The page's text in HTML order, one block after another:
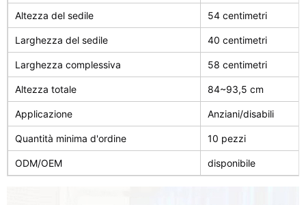
Altezza del sedile 54 centimetri
Larghezza del sedile 40 centimetri
Larghezza complessiva 58 centimetri
Altezza totale 84~93,5 cm
Applicazione Anziani/disabili
Quantità minima d'ordine 10 pezzi
ODM/OEM disponibile